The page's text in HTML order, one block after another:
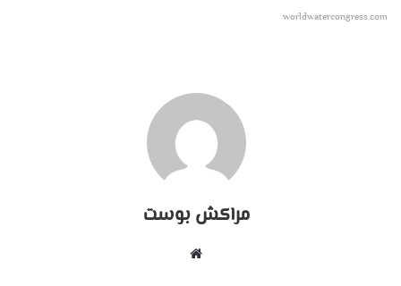
worldwatercongress.com
مراكش بوست